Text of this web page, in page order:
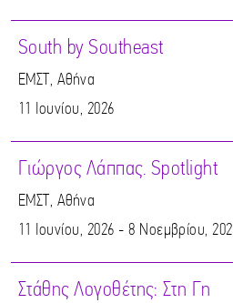
South by Southeast
ΕΜΣΤ, Αθήνα
11 Ιουνίου, 2026
Γιώργος Λάππας. Spotlight
ΕΜΣΤ, Αθήνα
11 Ιουνίου, 2026 - 8 Νοεμβρίου,
Στάθης Λογοθέτης: Στη Γη